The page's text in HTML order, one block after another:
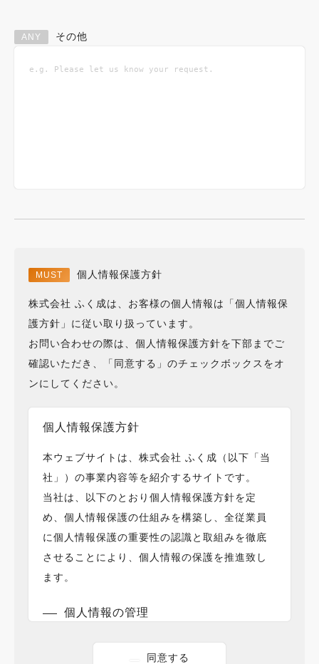
その他
個人情報保護方針
株式会社 ふく成は、お客様の個人情報は「個人情報保
護方針」に従い取り扱っています。
お問い合わせの際は、個人情報保護方針を下部までご
確認いただき、「同意する」のチェックボックスをオ
ンにしてください。
個人情報保護方針
本ウェブサイトは、株式会社 ふく成（以下「当
社」）の事業内容等を紹介するサイトです。
当社は、以下のとおり個人情報保護方針を定
め、個人情報保護の仕組みを構築し、全従業員
に個人情報保護の重要性の認識と取組みを徹底
させることにより、個人情報の保護を推進致し
ます。
個人情報の管理
状態に保ち、個人情報への不正アクセス・紛
同意する